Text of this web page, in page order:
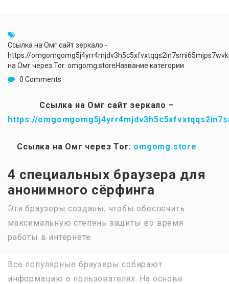
Ссылка на Омг сайт зеркало -
https://
на Омг через Tor: omgomg.storeНазвание категории
0 Comments
Ссылка на Омг сайт зеркало –
https://
Ссылка на Омг через Tor: omgomg.store
4 специальных браузера для
анонимного сёрфинга
Эти браузеры созданы, чтобы обеспечить
максимальную степень защиты во время
работы в интернете.
Все популярные браузеры собирают
информацию о пользователях. На основе